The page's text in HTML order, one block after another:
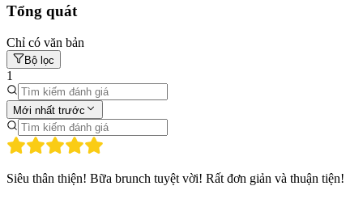
Tổng quát
Chỉ có văn bản
Bộ lọc
1
Mới nhất trước
Siêu thân thiện! Bữa brunch tuyệt vời! Rất đơn giản và thuận tiện!